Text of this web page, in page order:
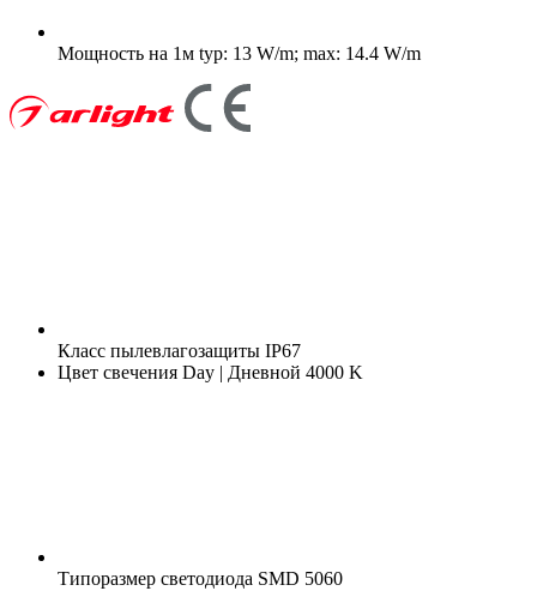
Мощность на 1м typ: 13 W/m; max: 14.4 W/m
Класс пылевлагозащиты IP67
Цвет свечения Day | Дневной 4000 K
Типоразмер светодиода SMD 5060